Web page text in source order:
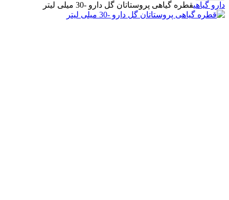
دارو گیاهیقطره گیاهی پروستاتان گل دارو -30 میلی لیتر